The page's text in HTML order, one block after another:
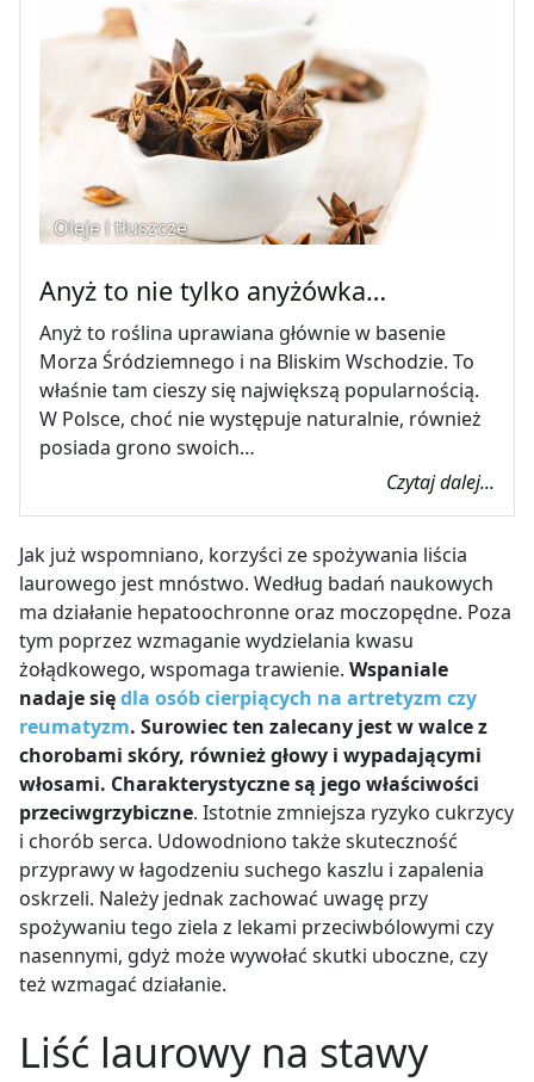
Oleje i tłuszcze
Anyż to nie tylko anyżówka…
Anyż to roślina uprawiana głównie w basenie
Morza Śródziemnego i na Bliskim Wschodzie. To
właśnie tam cieszy się największą popularnością.
W Polsce, choć nie występuje naturalnie, również
posiada grono swoich…
Czytaj dalej...
Jak już wspomniano, korzyści ze spożywania liścia
laurowego jest mnóstwo. Według badań naukowych
ma działanie hepatoochronne oraz moczopędne. Poza
tym poprzez wzmaganie wydzielania kwasu
żołądkowego, wspomaga trawienie. Wspaniale
nadaje siędla osób cierpiących na artretyzm czy
reumatyzm. Surowiec ten zalecany jest w walce z
chorobami skóry, również głowy i wypadającymi
włosami. Charakterystyczne są jego właściwości
przeciwgrzybiczne. Istotnie zmniejsza ryzyko cukrzycy
i chorób serca. Udowodniono także skuteczność
przyprawy w łagodzeniu suchego kaszlu i zapalenia
oskrzeli. Należy jednak zachować uwagę przy
spożywaniu tego ziela z lekami przeciwbólowymi czy
nasennymi, gdyż może wywołać skutki uboczne, czy
też wzmagać działanie.
Liść laurowy na stawy